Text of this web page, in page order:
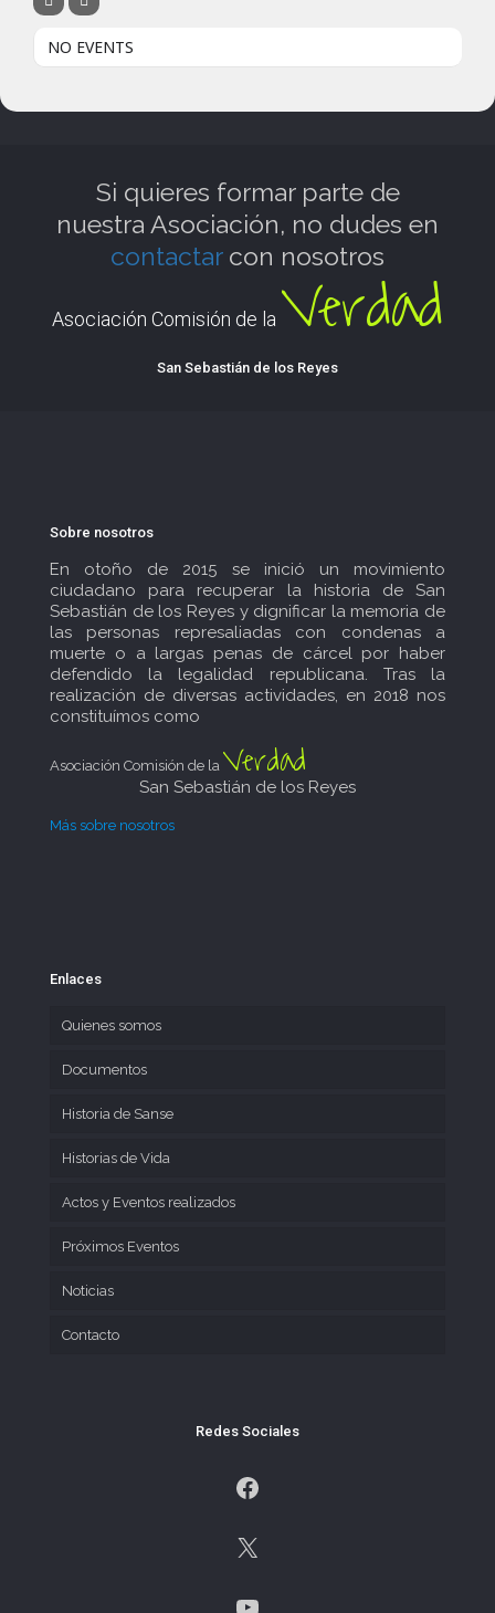
NO EVENTS
Si quieres formar parte de
nuestra Asociación, no dudes en
contactarcon nosotros
Asociación Comisión de la Verdad
San Sebastián de los Reyes
Sobre nosotros
En otoño de 2015 se inició un movimiento
ciudadano para recuperar la historia de San
Sebastián de los Reyes y dignificar la memoria de
las personas represaliadas con condenas a
muerte o a largas penas de cárcel por haber
defendido la legalidad republicana. Tras la
realización de diversas actividades, en 2018 nos
constituímos como
Asociación Comisión de la Verdad
San Sebastián de los Reyes
Más sobre nosotros
Enlaces
Quienes somos
Documentos
Historia de Sanse
Historias de Vida
Actos y Eventos realizados
Próximos Eventos
Noticias
Contacto
Redes Sociales
Facebook
X
YouTube